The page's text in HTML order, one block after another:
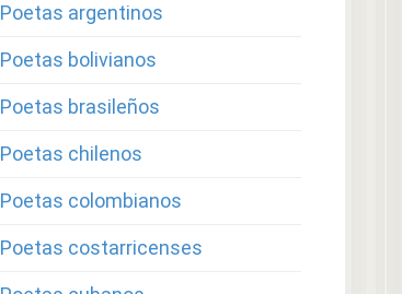
Poetas argentinos
Poetas bolivianos
Poetas brasileños
Poetas chilenos
Poetas colombianos
Poetas costarricenses